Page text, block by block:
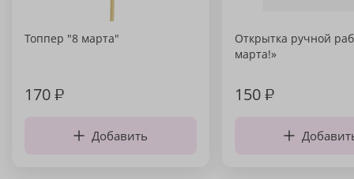
Топпер "8 марта"
170₽
Добавить
Открытка ручной
марта!»
150₽